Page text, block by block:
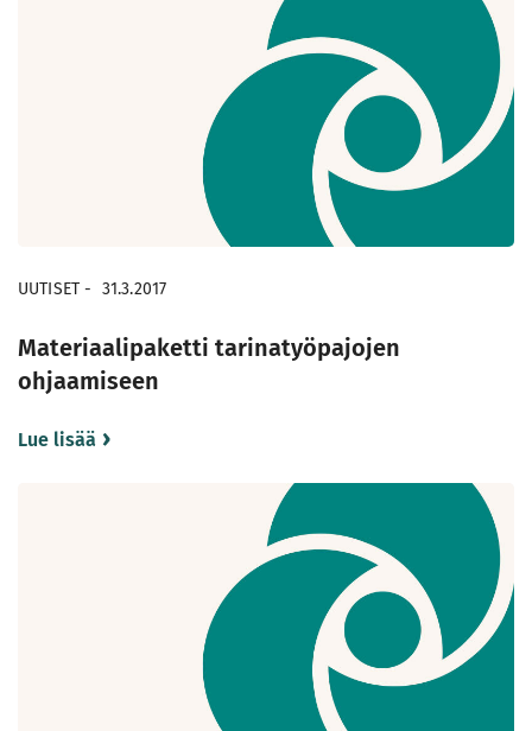
UUTISET - 31.3.2017
Materiaalipaketti tarinatyöpajojen
ohjaamiseen
Lue lisää